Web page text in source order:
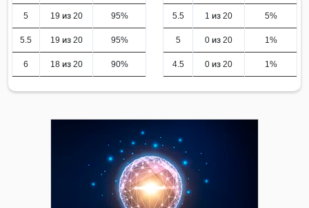
5 19 из 20 95%
5.5 19 из 20 95%
6 18 из 20 90%
5.5 1 из 20 5%
5 0 из 20 1%
4.5 0 из 20 1%